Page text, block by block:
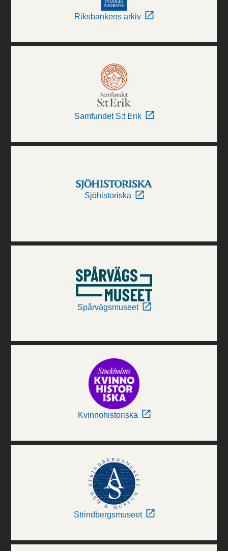
Riksbankens arkiv
Samfundet S:t Erik
Sjöhistoriska
Spårvägsmuseet
Kvinnohistoriska
Strindbergsmuseet